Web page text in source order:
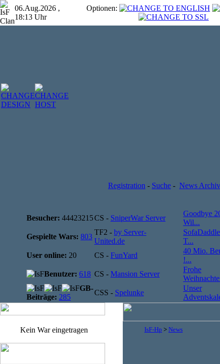
06.Aug.2026 ,
18:13 Uhr
Optionen:
Registration - Suche - News Archiv
Besucher: 44423215CS - SniperWar Server
Goodbye
Wil...
Gespielte Wars: 803
TF2 - by Server-
United.de
T...
User online: 20 CS - FunYard
40 Mio.
!...
Benutzer: 618 CS - Mansion Server
Frohe
GB-
Beiträge: 285
CSS - Spelunke
Unser
Kein War eingetragen IsF-Hp > News